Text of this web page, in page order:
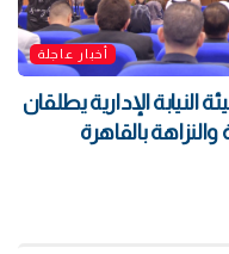
أخبار عاجلة
النيابة الإدارية يطلقان
والنزاهة بالقاهرة